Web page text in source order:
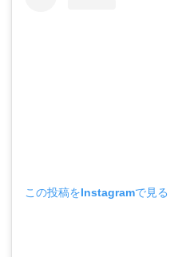
この投稿をInstagramで見る